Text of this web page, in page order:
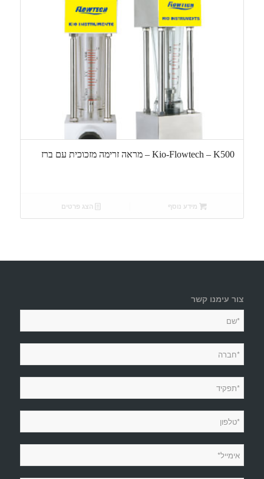
Kio-Flowtech – K500 – מראה זרימה מזכוכית עם ברז
מידע נוסף הצג פרטים
צור עימנו קשר